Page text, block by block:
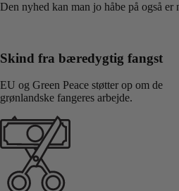
Den nyhed kan man jo håbe på også
Skind fra bæredygtig fangst
EU og Green Peace støtter op om de
grønlandske fangeres arbejde.